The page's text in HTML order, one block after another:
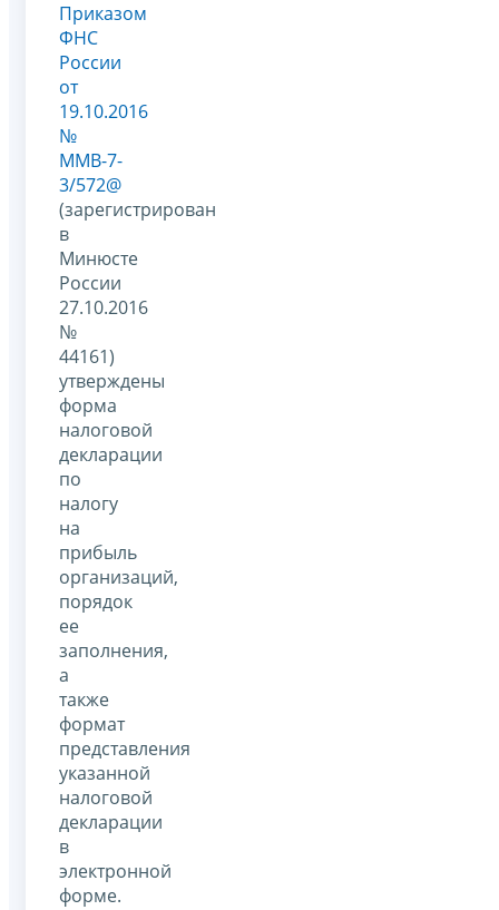
Приказом
ФНС
России
от
19.10.2016
№
ММВ-7-
3/572@
(зарегистрирован
в
Минюсте
России
27.10.2016
№
44161)
утверждены
форма
налоговой
декларации
по
налогу
на
прибыль
организаций,
порядок
ее
заполнения,
а
также
формат
представления
указанной
налоговой
декларации
в
электронной
форме.